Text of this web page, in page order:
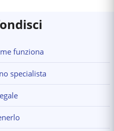
funziona
specialista